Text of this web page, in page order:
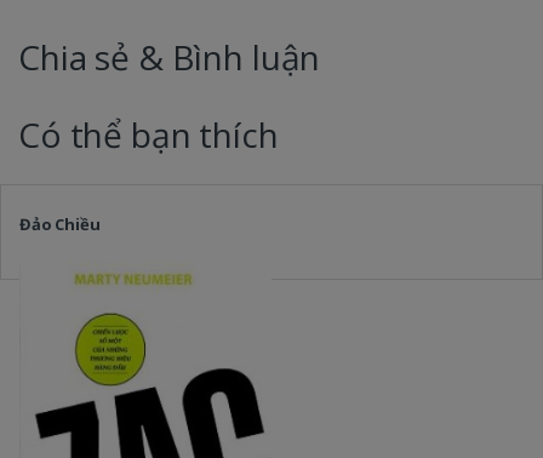
Chia sẻ & Bình luận
Có thể bạn thích
Đảo Chiều